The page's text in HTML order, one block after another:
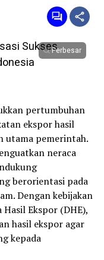
Perbesar
pertumbuhan
ekspor hasil
utama pemerintah.
neraca
berorientasi pada
Dengan kebijakan
Ekspor (DHE),
hasil ekspor agar
kepada